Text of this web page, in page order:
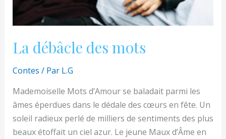
La débâcle des mots
Contes / Par L.G
Mademoiselle Mots d’Amour se baladait parmi les
âmes éperdues dans le dédale des cœurs en fête. Un
soleil radieux perlé de milliers de sentiments des plus
beaux étoffait un ciel azur. Le jeune Maux d’Âme en